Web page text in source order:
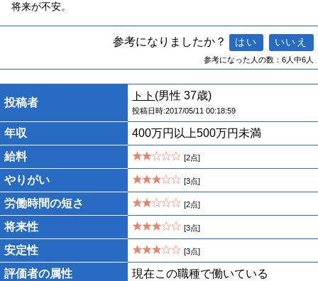
将来が不安。
参考になりましたか？
参考になった人の数：6人中6人
投稿者
トト (男性 37歳)
投稿日時:2017/05/11 00:18:59
年収
400万円以上500万円未満
給料
[2点]
やりがい [3点]
労働時間の短さ [2点]
将来性 [3点]
安定性 [3点]
評価者の属性 現在この職種で働いている